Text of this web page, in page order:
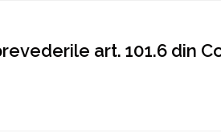
art. 101.6 din